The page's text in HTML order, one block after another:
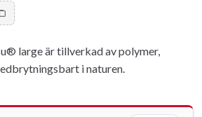
large är tillverkad av polymer,
i naturen.